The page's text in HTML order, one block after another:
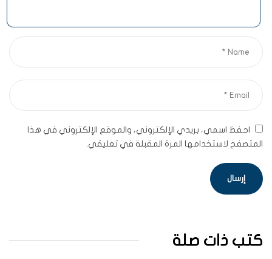
احفظ اسمي، بريدي الإلكتروني، والموقع الإلكتروني في هذا
المتصفح لاستخدامها المرة المقبلة في تعليقي.
كتب ذات صلة